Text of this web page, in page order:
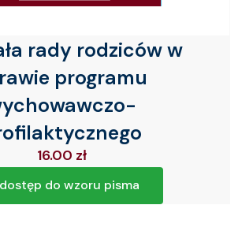
rady rodziców w
programu
16.00 zł
do wzoru pisma